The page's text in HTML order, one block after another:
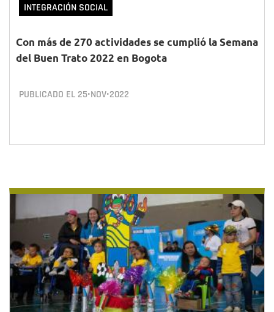
INTEGRACIÓN SOCIAL
Con más de 270 actividades se cumplió la Semana
del Buen Trato 2022 en Bogota
PUBLICADO EL 25•NOV•2022